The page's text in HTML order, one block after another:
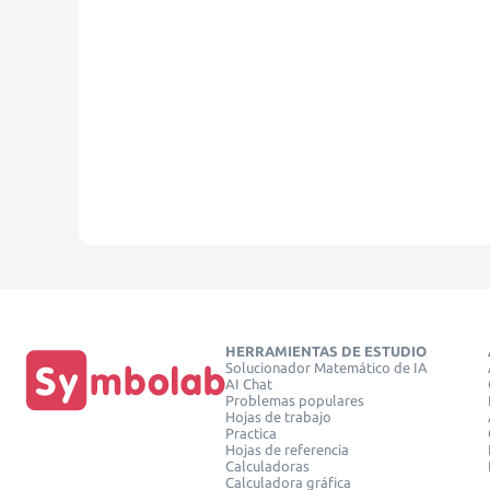
HERRAMIENTAS DE ESTUDIO
Solucionador Matemático de IA
AI Chat
Problemas populares
Hojas de trabajo
Practica
Hojas de referencia
Calculadoras
Calculadora gráfica